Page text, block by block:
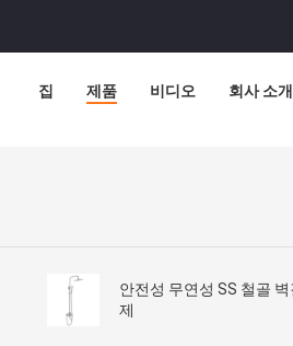
집 제품 비디오 회사 소개
안전성 무연성 SS 철골
제